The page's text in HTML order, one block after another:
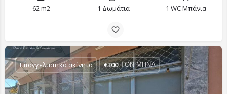
62 m2 1 Δωμάτια 1 WC Μπάνια
Επαγγελματικό ακίνητο €300 ΤΟΝ ΜΗΝΑ